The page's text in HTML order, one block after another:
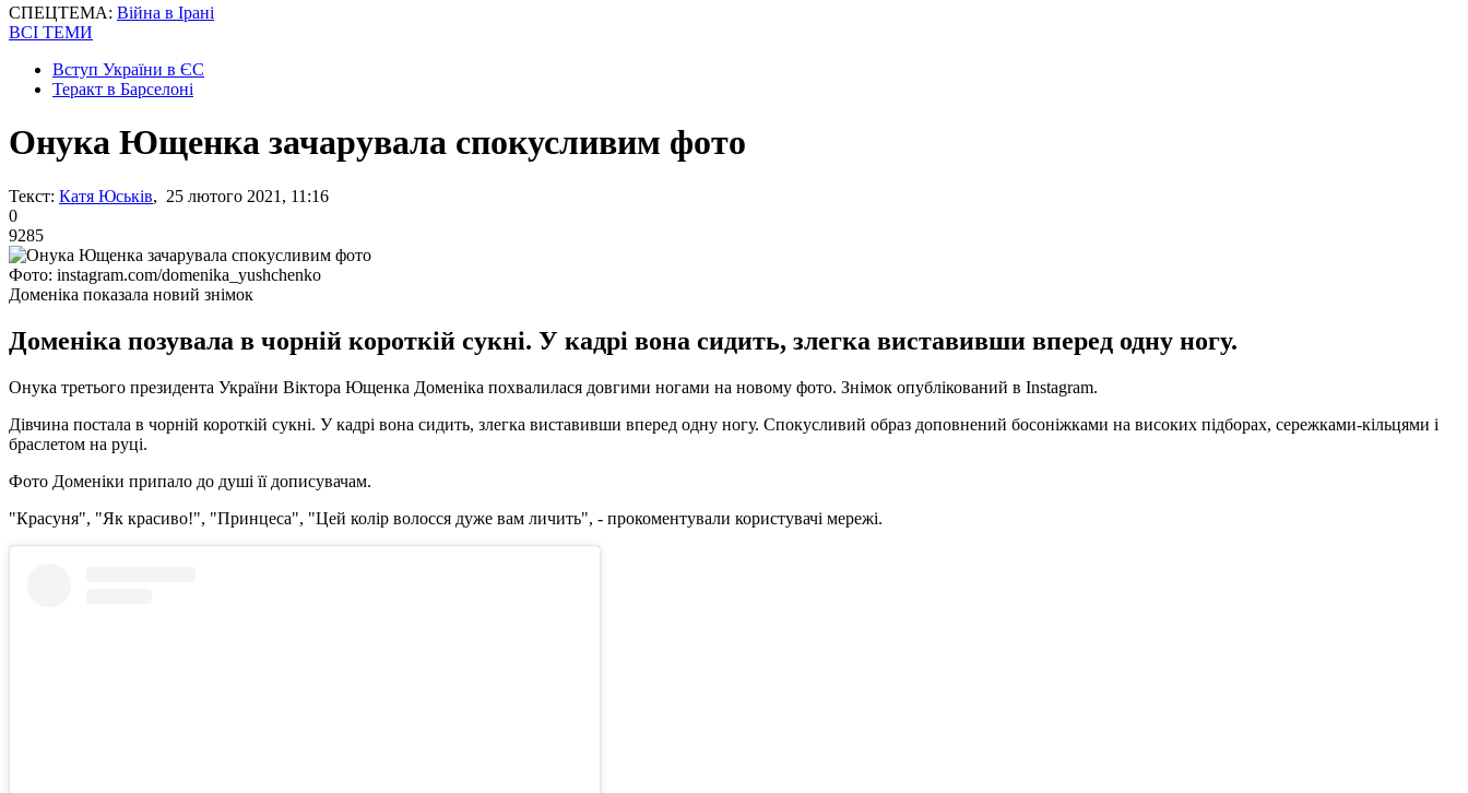
СПЕЦТЕМА: Війна в Ірані
ВСІ ТЕМИ
Вступ України в ЄС
Теракт в Барселоні
Онука Ющенка зачарувала спокусливим фото
Текст: Катя Юськів, 25 лютого 2021, 11:16
0
9285
Фото: instagram.com/domenika_yushchenko
Доменіка показала новий знімок
Доменіка позувала в чорній короткій сукні. У кадрі вона сидить, злегка виставивши вперед одну ногу.
Онука третього президента України Віктора Ющенка Доменіка похвалилася довгими ногами на новому фото. Знімок опублікований в Instagram.
Дівчина постала в чорній короткій сукні. У кадрі вона сидить, злегка виставивши вперед одну ногу. Спокусливий образ доповнений босоніжками на високих підборах, сережками-кільцями і
браслетом на руці.
Фото Доменіки припало до душі її дописувачам.
"Красуня", "Як красиво!", "Принцеса", "Цей колір волосся дуже вам личить", - прокоментували користувачі мережі.